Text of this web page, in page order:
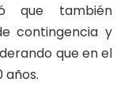
que también
contingencia y
que en el
años.